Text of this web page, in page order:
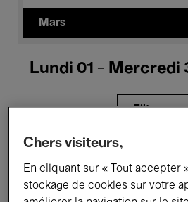
Mars
Lundi 01 - Mercredi
Filtres
Expositions Films
Chers visiteurs,
En cliquant sur « Tout accepter
stockage de cookies sur votre